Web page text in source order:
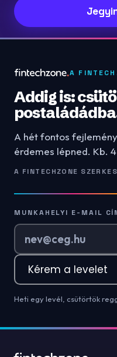
A
Addig is:
A hét fontos
érdemes lépned. Kb.
A FINTECHZONE
MUNKAHELYI E-MAIL
Kérem a levelet
Heti egy levél, csütörtök